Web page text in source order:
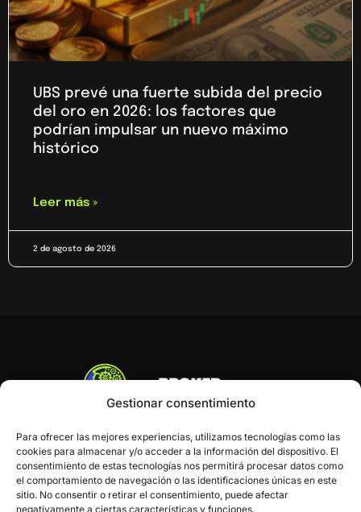
Gestionar consentimiento
Para ofrecer las mejores experiencias, utilizamos tecnologías como las
cookies para almacenar y/o acceder a la información del dispositivo. El
consentimiento de estas tecnologías nos permitirá procesar datos como
el comportamiento de navegación o las identificaciones únicas en este
sitio. No consentir o retirar el consentimiento, puede afectar
negativamente a ciertas características y funciones.
UBS prevé una fuerte subida del precio
del oro en 2026: los factores que
podrían impulsar un nuevo máximo
histórico
Leer más »
2 de agosto de 2026